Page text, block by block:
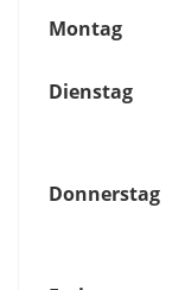
Montag
Dienstag
Donnerstag